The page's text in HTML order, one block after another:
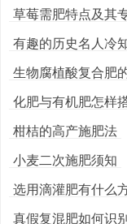
草莓需肥特点及其
有趣的历史名人冷
生物腐植酸复合肥
化肥与有机肥怎样
柑桔的高产施肥法
小麦二次施肥须知
选用滴灌肥有什么
真假复混肥如何识